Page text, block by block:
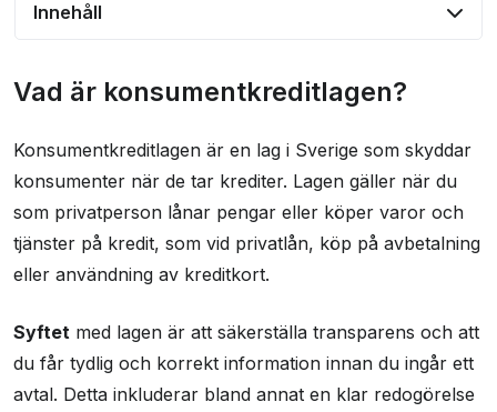
Innehåll
Vilka typer av krediter omfattas av KKL?
Före kreditavtalet
Kreditavtalet
Vanliga frågor och svar
Vad är konsumentkreditlagen?
Konsumentkreditlagen är en lag i Sverige som skyddar
konsumenter när de tar krediter. Lagen gäller när du
som privatperson lånar pengar eller köper varor och
tjänster på kredit, som vid privatlån, köp på avbetalning
eller användning av kreditkort.
Syftet med lagen är att säkerställa transparens och att
du får tydlig och korrekt information innan du ingår ett
avtal. Detta inkluderar bland annat en klar redogörelse